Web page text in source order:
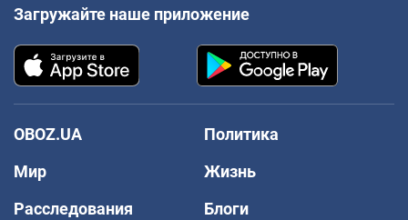
Загружайте наше приложение
OBOZ.UA
Политика
Мир
Жизнь
Расследования
Блоги